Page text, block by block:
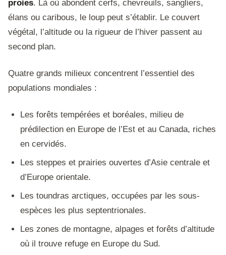
proies. Là où abondent cerfs, chevreuils, sangliers,
élans ou caribous, le loup peut s’établir. Le couvert
végétal, l’altitude ou la rigueur de l’hiver passent au
second plan.
Quatre grands milieux concentrent l’essentiel des
populations mondiales :
Les forêts tempérées et boréales, milieu de
prédilection en Europe de l’Est et au Canada, riches
en cervidés.
Les steppes et prairies ouvertes d’Asie centrale et
d’Europe orientale.
Les toundras arctiques, occupées par les sous-
espèces les plus septentrionales.
Les zones de montagne, alpages et forêts d’altitude
où il trouve refuge en Europe du Sud.